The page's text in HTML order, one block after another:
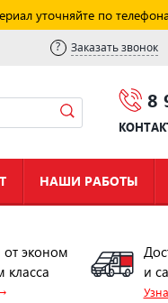
уточняйте по
Заказать звонок
8
НАШИ РАБОТЫ
эконом
и